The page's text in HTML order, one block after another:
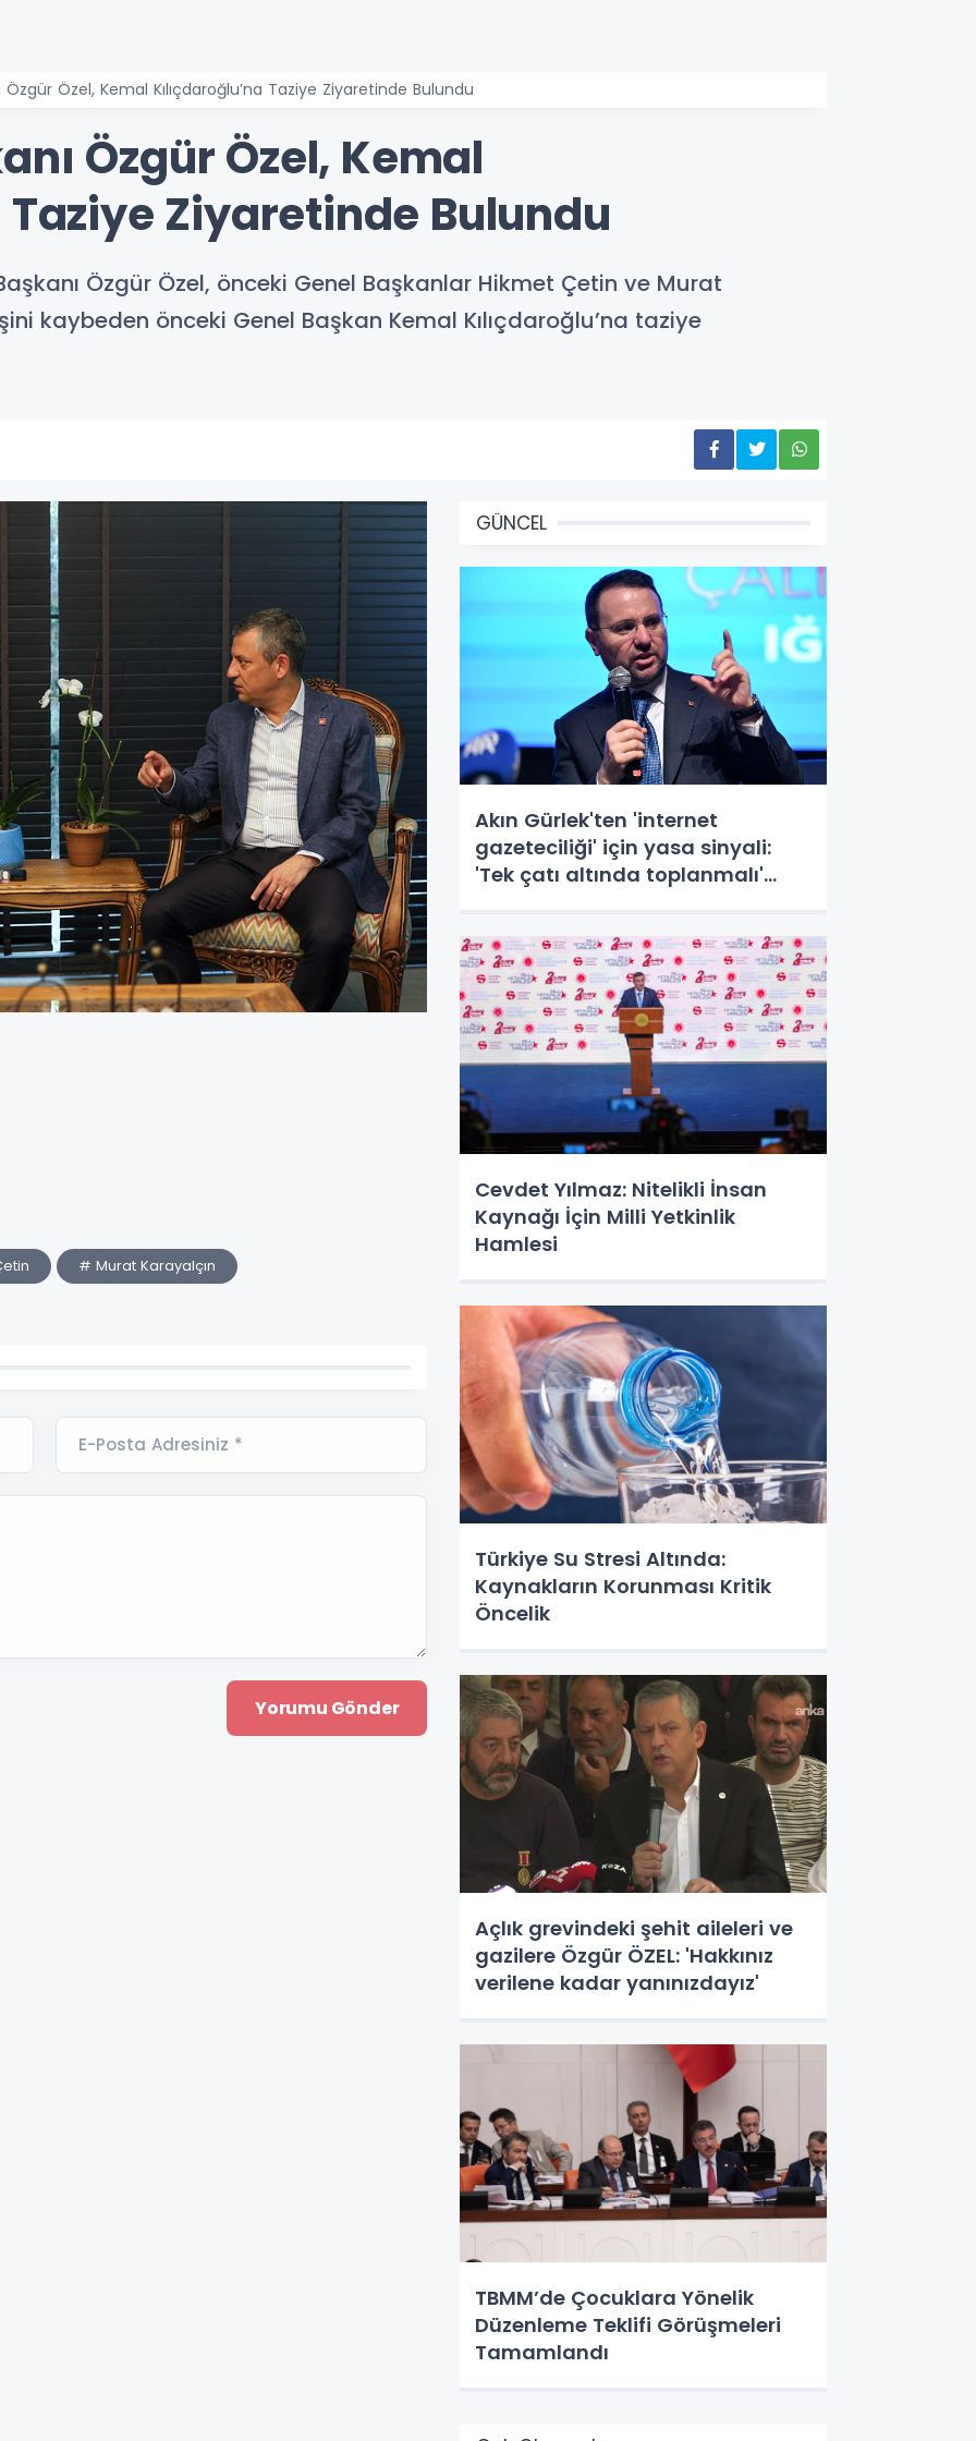
Özgür Özel, Kemal Kılıçdaroğlu’na Taziye Ziyaretinde Bulundu
Özgür Özel, Kemal
Taziye Ziyaretinde Bulundu
Özgür Özel, önceki Genel Başkanlar Hikmet Çetin ve Murat
kaybeden önceki Genel Başkan Kemal Kılıçdaroğlu’na taziye
# Murat Karayalçın
E-Posta Adresiniz *
GÜNCEL
Akın Gürlek'ten 'internet
gazeteciliği' için yasa sinyali:
'Tek çatı altında toplanmalı'
Cevdet Yılmaz: Nitelikli İnsan
Kaynağı İçin Milli Yetkinlik
Hamlesi
Türkiye Su Stresi Altında:
Kaynakların Korunması Kritik
Öncelik
Açlık grevindeki şehit aileleri ve
gazilere Özgür ÖZEL: 'Hakkınız
verilene kadar yanınızdayız'
TBMM’de Çocuklara Yönelik
Düzenleme Teklifi Görüşmeleri
Tamamlandı